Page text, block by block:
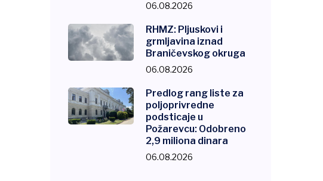
06.08.2026
RHMZ: Pljuskovi i
grmljavina iznad
Braničevskog okruga
06.08.2026
Predlog rang liste za
poljoprivredne
podsticaje u
Požarevcu: Odobreno
2,9 miliona dinara
06.08.2026